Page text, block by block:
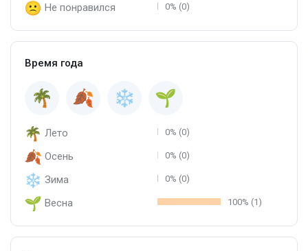
Не понравился 0% (0)
Время года
Лето 0% (0)
Осень 0% (0)
Зима 0% (0)
Весна 100% (1)